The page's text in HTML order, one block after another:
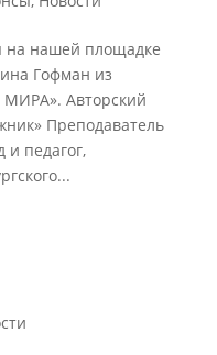
на нашей площадке
Гофман из
МИРА». Авторский
Преподаватель
педагог,